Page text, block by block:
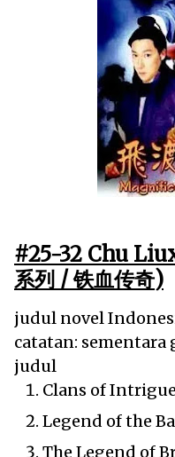
#25-32 Chu
系列 / 铁血传奇)
judul novel
catatan:
judul
Clans of
Legend of the
The Legend of